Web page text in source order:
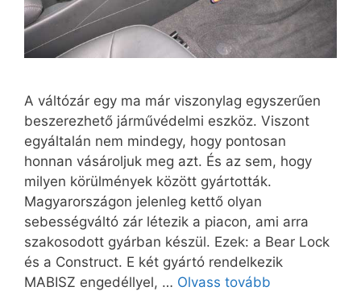
A váltózár egy ma már viszonylag egyszerűen
beszerezhető járművédelmi eszköz. Viszont
egyáltalán nem mindegy, hogy pontosan
honnan vásároljuk meg azt. És az sem, hogy
milyen körülmények között gyártották.
Magyarországon jelenleg kettő olyan
sebességváltó zár létezik a piacon, ami arra
szakosodott gyárban készül. Ezek: a Bear Lock
és a Construct. E két gyártó rendelkezik
MABISZ engedéllyel, … Olvass tovább